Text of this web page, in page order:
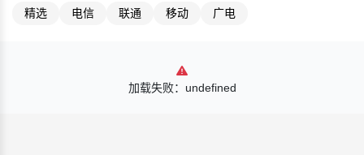
精选 电信 联通 移动 广电
加载失败：undefined